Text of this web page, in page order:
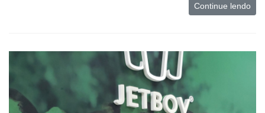
Continue lendo